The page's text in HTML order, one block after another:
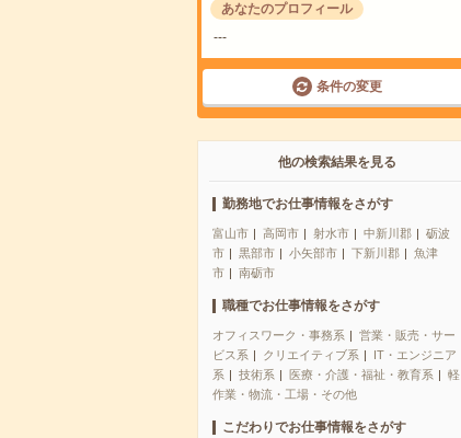
あなたのプロフィール
---
条件の変更
他の検索結果を見る
勤務地でお仕事情報をさがす
富山市 高岡市 射水市 中新川郡
砺波
市
黒部市 小矢部市 下新川郡
魚津
市
南砺市
職種でお仕事情報をさがす
オフィスワーク・事務系
営業・販売・サー
ビス系
クリエイティブ系
IT・エンジニア
系
技術系 医療・介護・福祉・教育系
軽
作業・物流・工場・その他
こだわりでお仕事情報をさがす